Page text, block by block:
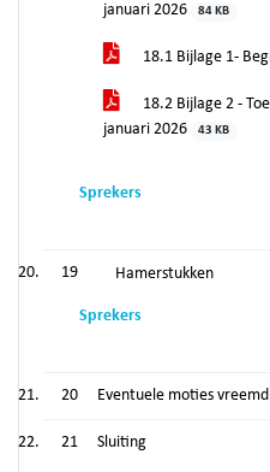
januari 2026
84 KB
18.1 Bijlage 1-
18.2 Bijlage 2 -
januari 2026
43 KB
Sprekers
19 Hamerstukken
Sprekers
20 Eventuele moties vreemd
21 Sluiting